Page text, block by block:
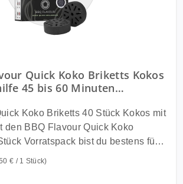
Quick Koko Briketts Kokos
45 bis 60 Minuten
Koko Briketts 40 Stück Kokos mit
Vorratspack bist du bestens für
€ / 1 Stück)